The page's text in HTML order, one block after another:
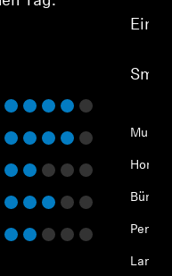
Ein
Musik
Büro-